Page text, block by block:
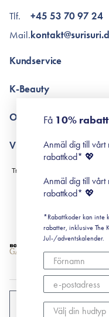
Tlf.
Mail.
+45 53 70 97 24
Kundservice
Poängshop - frågor och
K-Beauty
Retinol för nybörjare
Om Surisuri
Black Friday
Villkor
Leverans & Retur
Köpvillkor
Prenumerationsvillkor
Cookiepolicy
Få 10% rabatt
Anmäl dig till
rabattkod* 💖
Anmäl dig till
rabattkod* 💖
*Rabattkoder kan inte
rabatter, inklusive The
Jul-/adventskalender.